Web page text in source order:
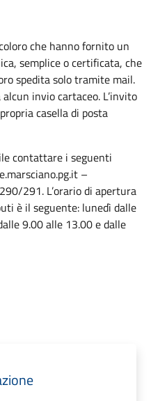
che hanno fornito un
semplice o certificata, che
spedita solo tramite mail.
invio cartaceo. L’invito
casella di posta
contattare i seguenti
–
291. L’orario di apertura
è il seguente: lunedì dalle
9.00 alle 13.00 e dalle